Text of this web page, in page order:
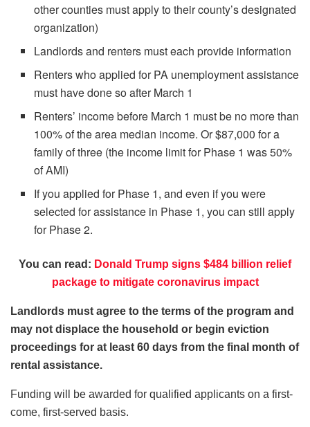
other counties must apply to their county’s designated
organization)
Landlords and renters must each provide information
Renters who applied for PA unemployment assistance
must have done so after March 1
Renters’ income before March 1 must be no more than
100% of the area median income. Or $87,000 for a
family of three (the income limit for Phase 1 was 50%
of AMI)
If you applied for Phase 1, and even if you were
selected for assistance in Phase 1, you can still apply
for Phase 2.
You can read: Donald Trump signs $484 billion relief
package to mitigate coronavirus impact
Landlords must agree to the terms of the program and
may not displace the household or begin eviction
proceedings for at least 60 days from the final month of
rental assistance.
Funding will be awarded for qualified applicants on a first-
come, first-served basis.